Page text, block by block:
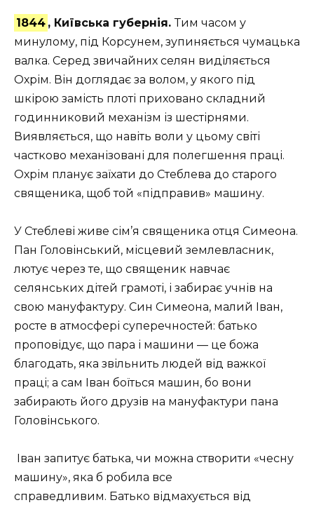
1844 , Київська губернія.Тим часом у
минулому, під Корсунем, зупиняється чумацька
валка. Серед звичайних селян виділяється
Охрім. Він доглядає за волом, у якого під
шкірою замість плоті приховано складний
годинниковий механізм із шестірнями.
Виявляється, що навіть воли у цьому світі
частково механізовані для полегшення праці.
Охрім планує заїхати до Стеблева до старого
священика, щоб той «підправив» машину.
У Стеблеві живе сім’я священика отця Симеона.
Пан Головінський, місцевий землевласник,
лютує через те, що священик навчає
селянських дітей грамоті, і забирає учнів на
свою мануфактуру. Син Симеона, малий Іван,
росте в атмосфері суперечностей: батько
проповідує, що пара і машини — це божа
благодать, яка звільнить людей від важкої
праці; а сам Іван боїться машин, бо вони
забирають його друзів на мануфактури пана
Головінського.
Іван запитує батька, чи можна створити «чесну
машину», яка б робила все
справедливим. Батько відмахується від